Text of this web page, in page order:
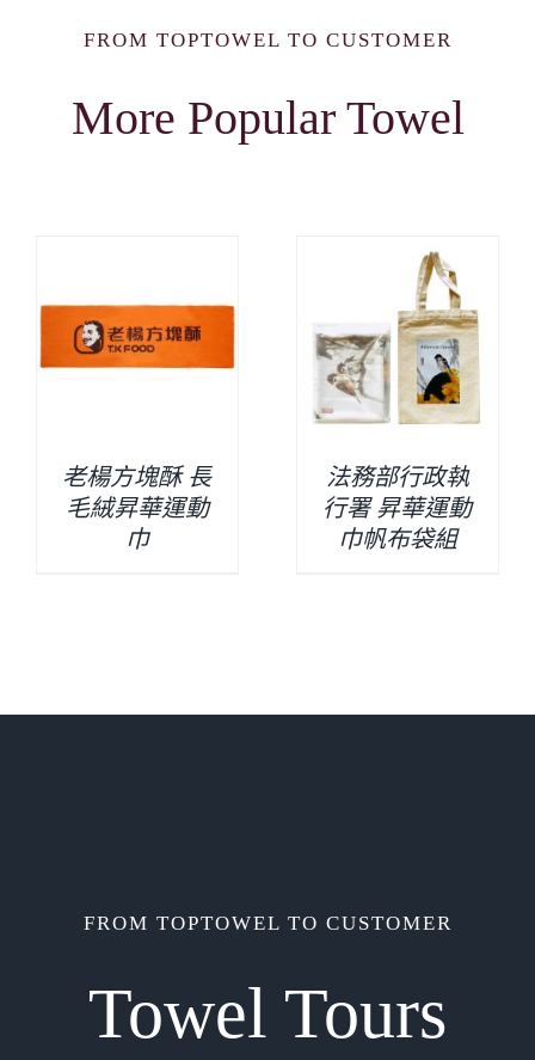
FROM TOPTOWEL TO CUSTOMER
More Popular Towel
老楊方塊酥 長
毛絨昇華運動
巾
法務部行政執
行署 昇華運動
巾帆布袋組
FROM TOPTOWEL TO CUSTOMER
Towel Tours